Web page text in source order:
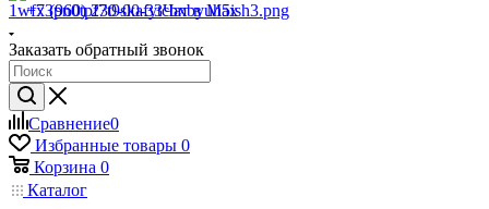
+7 (960) 230-00-33Чат в Max
Заказать обратный звонок
Сравнение0
Избранные товары 0
Корзина 0
Каталог